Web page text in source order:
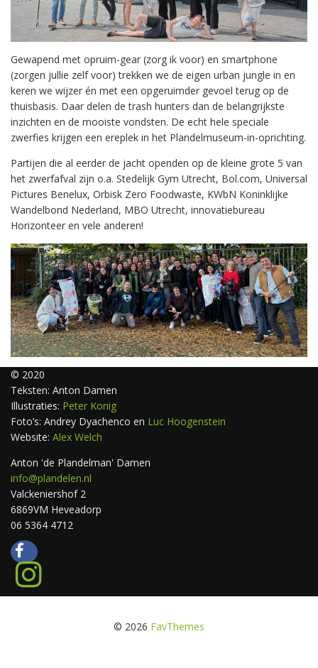
Gewapend met opruim-gear (zorg ik voor) en smartphone
(zorgen jullie zelf voor) trekken we de eigen urban jungle in en
keren we wijzer én met een opgeruimder gevoel terug op de
thuisbasis. Daar delen de trash hunters dan de belangrijkste
inzichten en de mooiste vondsten. De echt hele speciale
zwerfies krijgen een ereplek in het Plandelmuseum-in-oprichting.
Partijen die al eerder de jacht openden op de kleine grote 5 van
het zwerfafval zijn o.a. Stedelijk Gym Utrecht, Bol.com, Universal
Pictures Benelux, Orbisk Zero Foodwaste, KWbN Koninklijke
Wandelbond Nederland, MBO Utrecht, innovatiebureau
Horizonteer en vele anderen!
© 2020
Teksten: Anton Damen
Illustraties: Peter Konig
Foto’s: Andrey Dyachenco en Luc Hoogenstein
Website: Alex Welch
Anton 'de Plandelman' Damen
info@plandelen.nl
Valckeniershof 2
6869VM Heveadorp
06 5364 4712
© 2026 FavThemes